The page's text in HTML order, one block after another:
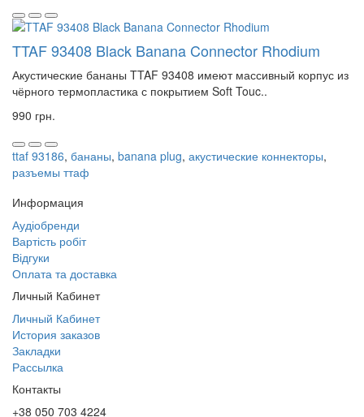
TTAF 93408 Black Banana Connector Rhodium
Акустические бананы TTAF 93408 имеют массивный корпус из
чёрного термопластика с покрытием Soft Touc..
990 грн.
ttaf 93186, бананы, banana plug, акустические коннекторы,
разъемы ттаф
Информация
Аудіобренди
Вартість робіт
Відгуки
Оплата та доставка
Личный Кабинет
Личный Кабинет
История заказов
Закладки
Рассылка
Контакты
+38 050 703 4224